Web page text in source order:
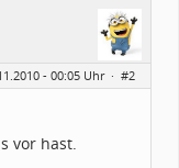
- 00:05 Uhr · #2
vor hast.